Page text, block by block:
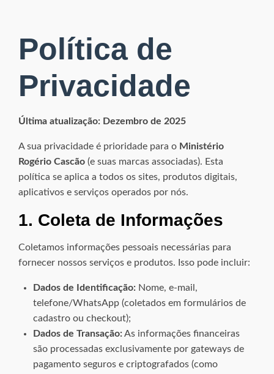
Política de
Privacidade
Última atualização: Dezembro de 2025
A sua privacidade é prioridade para o Ministério
Rogério Cascão (e suas marcas associadas). Esta
política se aplica a todos os sites, produtos digitais,
aplicativos e serviços operados por nós.
1. Coleta de Informações
Coletamos informações pessoais necessárias para
fornecer nossos serviços e produtos. Isso pode incluir:
Dados de Identificação: Nome, e-mail,
telefone/WhatsApp (coletados em formulários de
cadastro ou checkout);
Dados de Transação:As informações financeiras
são processadas exclusivamente por gateways de
pagamento seguros e criptografados (como